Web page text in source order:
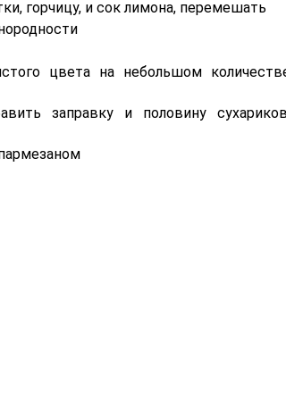
горчицу, и сок лимона, перемешать
цвета на небольшом
заправку и половину